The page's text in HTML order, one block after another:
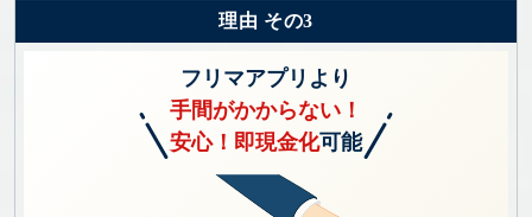
理由 その3
フリマアプリより
手間がかからない！
安心！即現金化可能